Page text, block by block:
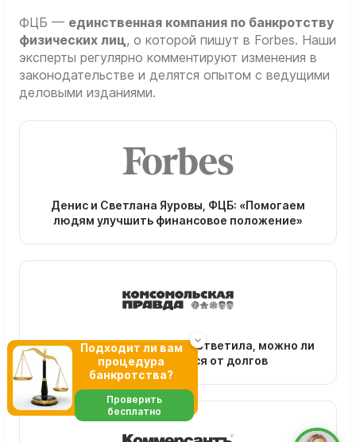
ФЦБ — единственная компания по банкротству
физических лиц, о которой пишут в Forbes. Наши
эксперты регулярно комментируют изменения в
законодательстве и делятся опытом с ведущими
деловыми изданиями.
Денис и Светлана Яуровы, ФЦБ: «Помогаем
людям улучшить финансовое положение»
Эксперт Светлана Яурова ответила, можно ли
законно избавиться от долгов
Подходит ли вам
процедура
банкротства?
Проверить
бесплатно